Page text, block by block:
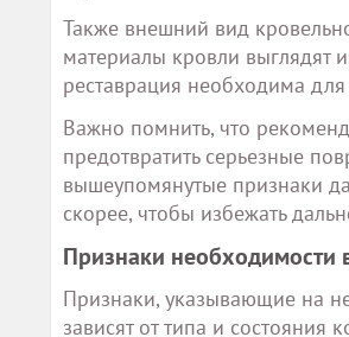
Также внешний вид
материалы кровли выглядят
реставрация необходима
Важно помнить, что
предотвратить серьезные
вышеупомянутые признаки
скорее, чтобы избежать
Признаки необходимости
Признаки, указывающие на
зависят от типа и состояния